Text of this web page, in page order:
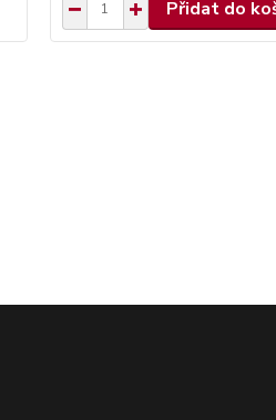
Přidat do